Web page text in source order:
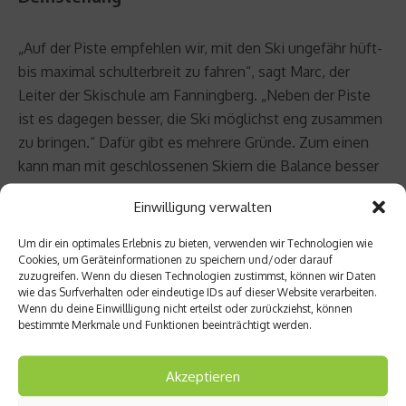
Einwilligung verwalten
Um dir ein optimales Erlebnis zu bieten, verwenden wir Technologien wie
Cookies, um Geräteinformationen zu speichern und/oder darauf
zuzugreifen. Wenn du diesen Technologien zustimmst, können wir Daten
wie das Surfverhalten oder eindeutige IDs auf dieser Website verarbeiten.
Wenn du deine Einwillligung nicht erteilst oder zurückziehst, können
bestimmte Merkmale und Funktionen beeinträchtigt werden.
Akzeptieren
„Auf der Piste empfehlen wir, mit den Ski ungefähr hüft-
bis maximal schulterbreit zu fahren“, sagt Marc, der
Leiter der Skischule am Fanningberg. „Neben der Piste
ist es dagegen besser, die Ski möglichst eng zusammen
zu bringen.“ Dafür gibt es mehrere Gründe. Zum einen
kann man mit geschlossenen Skiern die Balance besser
halten, da das Gewicht besser auf beide Bretter verteilt
ist und kein Ski nach oben oder unten absacken kann.
Zum zweiten vergrößert man die Auflagefläche, wenn
zwischen den Skiern keine Lücke besteht, und hat
dadurch mehr Auftrieb. Zum dritten ist gerade bei
schlechten Schneeverhältnissen wie Harsch oder
Bruchschnee eine enge Skiführung zwar schwierig, aber
enorm wichtig.
Bei Harsch beispielsweise, also wenn sich auf der